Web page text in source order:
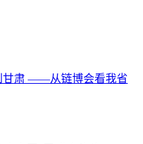
甘肃 ——从链博会看我省